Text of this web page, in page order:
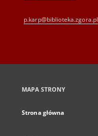
p.karp@biblioteka.zgora.pl
MAPA STRONY
Strona główna